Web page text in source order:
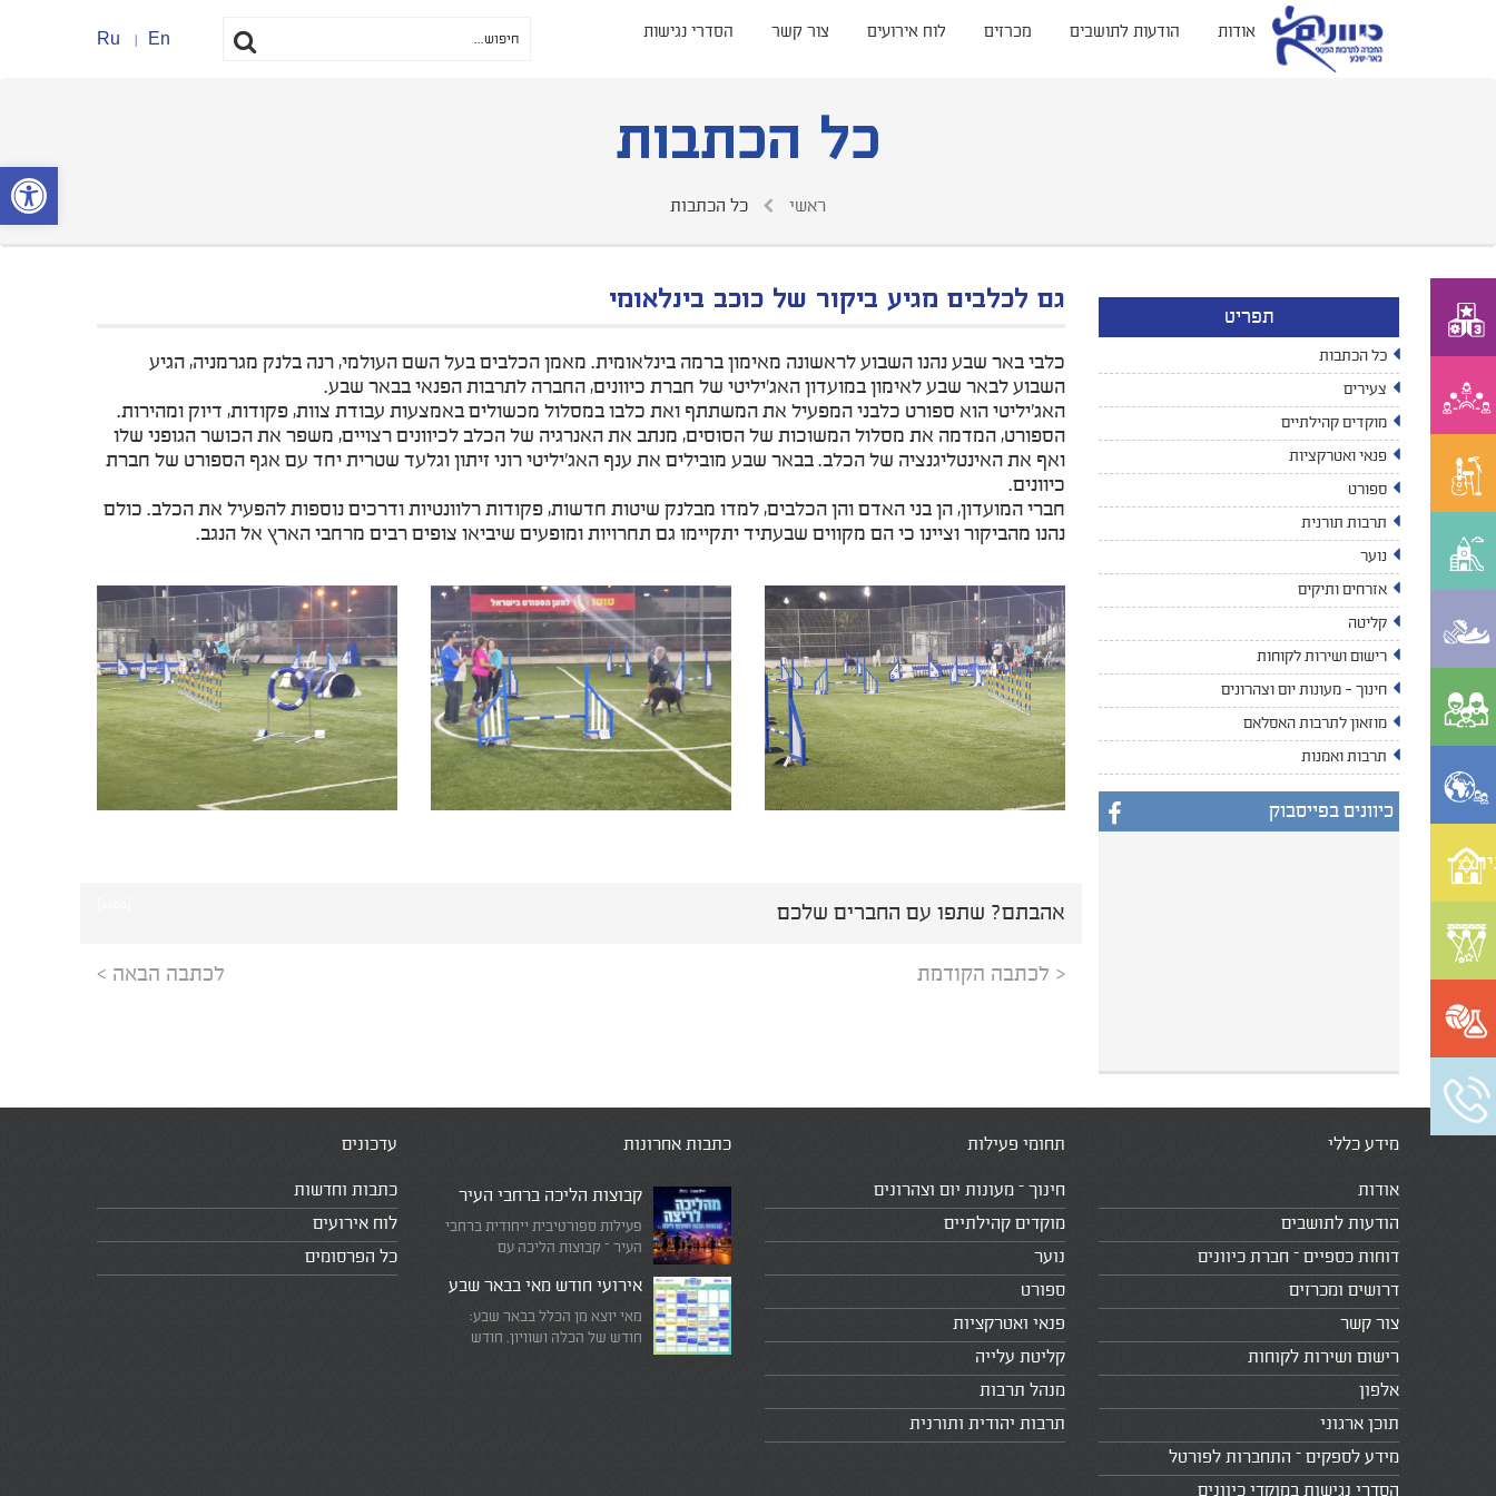
פתח סרגל
אודות הודעות לתושבים מכרזים לוח אירועים צור קשר הסדרי נגישות En
Ru
כל הכתבות
ראשי כל הכתבות
תפריט
כל הכתבות
צעירים
מוקדים קהילתיים
פנאי ואטרקציות
ספורט
תרבות תורנית
נוער
אזרחים ותיקים
קליטה
רישום ושירות לקוחות
חינוך - מעונות יום וצהרונים
מוזאון לתרבות האסלאם
תרבות ואמנות
כיוונים בפייסבוק
גם לכלבים מגיע ביקור של כוכב בינלאומי
כלבי באר שבע נהנו השבוע לראשונה מאימון ברמה בינלאומית. מאמן הכלבים בעל השם העולמי, רנה בלנק מגרמניה, הגיע
השבוע לבאר שבע לאימון במועדון האג'יליטי של חברת כיוונים, החברה לתרבות הפנאי בבאר שבע.
האג'יליטי הוא ספורט כלבני המפעיל את המשתתף ואת כלבו במסלול מכשולים באמצעות עבודת צוות, פקודות, דיוק ומהירות.
הספורט, המדמה את מסלול המשוכות של הסוסים, מנתב את האנרגיה של הכלב לכיוונים רצויים, משפר את הכושר הגופני שלו
ואף את האינטליגנציה של הכלב. בבאר שבע מובילים את ענף האג'יליטי רוני זיתון וגלעד שטרית יחד עם אגף הספורט של חברת
כיוונים.
חברי המועדון, הן בני האדם והן הכלבים, למדו מבלנק שיטות חדשות, פקודות רלוונטיות ודרכים נוספות להפעיל את הכלב. כולם
נהנו מהביקור וציינו כי הם מקווים שבעתיד יתקיימו גם תחרויות ומופעים שיביאו צופים רבים מרחבי הארץ אל הנגב.
אהבתם? שתפו עם החברים שלכם
< לכתבה הקודמת לכתבה הבאה >
מידע כללי
אודות
הודעות לתושבים
דוחות כספיים – חברת כיוונים
דרושים ומכרזים
צור קשר
רישום ושירות לקוחות
אלפון
תוכן ארגוני
מידע לספקים – התחברות לפורטל
הסדרי נגישות במוקדי כיוונים
תחומי פעילות
חינוך – מעונות יום וצהרונים
מוקדים קהילתיים
נוער
ספורט
פנאי ואטרקציות
קליטת עלייה
מנהל תרבות
תרבות יהודית ותורנית
כתבות אחרונות
קבוצות הליכה ברחבי העיר
פעילות ספורטיבית ייחודית ברחבי
העיר – קבוצות הליכה עם
אירועי חודש מאי בבאר שבע
מאי יוצא מן הכלל בבאר שבע:
חודש של הכלה ושוויון. חודש
עדכונים
כתבות וחדשות
לוח אירועים
כל הפרסומים